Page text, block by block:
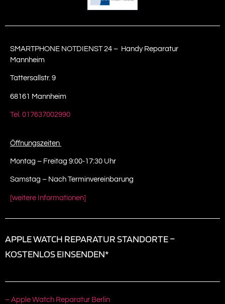
SMARTPHONE NOTDIENST 24 – Handy Reparatur
Mannheim
Tattersallstr. 9
68161 Mannheim
Tel. 017637002990
Öffnungszeiten
Montag – Freitag 9:00-17:30 Uhr
Samstag – Nach Terminvereinbarung
[weitere Informationen]
APPLE WATCH REPARATUR STANDORTE –
KOSTENLOS EINSENDEN*
– Apple Watch Reparatur Berlin